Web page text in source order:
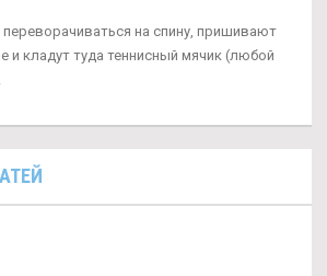
на спину, пришивают
и кладут туда теннисный мячик (любой